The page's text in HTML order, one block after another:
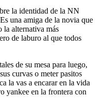
la identidad de la NN
una amiga de la novia que
la alternativa más
de laburo al que todos
de su mesa para luego,
curvas o meter pasitos
la vas a encarar en la vida
yankee en la frontera con